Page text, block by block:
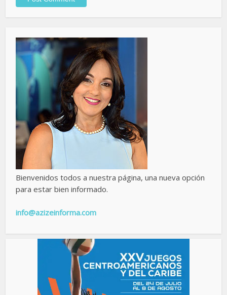
Bienvenidos todos a nuestra página, una nueva opción
para estar bien informado.
info@azizeinforma.com